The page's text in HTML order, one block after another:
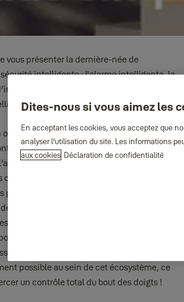
vous présenter la dernière-née de
sécurité intelligente : l'alarme intelligente, la
la caméra intelligente d’extérieur et
!
sécurité et commodité coexistent. Chez
pas de rendre cela possible, nous le
intuitive Yale Home, le nouveau
et la gamme de sonnettes vidéo
parfaitement compatibles avec l'ensemble
sécurité intelligente, y compris les serrures
que Linus
et garage intelligent. L'interopérabilité
vocaux et marques pour la maison
possible au sein de cet écosystème, ce
un contrôle total du bout des doigts !
Dites-nous si vous aimez les
En acceptant les cookies, vous acceptez que
analyser l’utilisation du site. Les informations
aux cookies Déclaration de confidentialité